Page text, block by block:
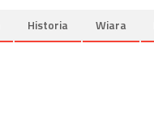
Historia Wiara